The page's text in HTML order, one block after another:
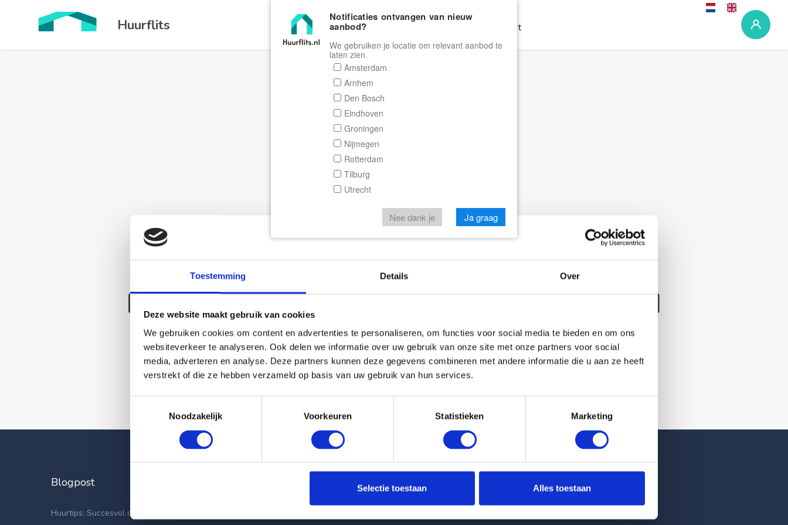
Toestemming Details Over
Deze website maakt gebruik van cookies
We gebruiken cookies om content en advertenties te personaliseren, om functies voor social media te bieden en om ons
websiteverkeer te analyseren. Ook delen we informatie over uw gebruik van onze site met onze partners voor social
media, adverteren en analyse. Deze partners kunnen deze gegevens combineren met andere informatie die u aan ze heeft
verstrekt of die ze hebben verzameld op basis van uw gebruik van hun services.
Noodzakelijk
Voorkeuren Statistieken Marketing
Selectie toestaan Alles toestaan
Huurflits Home Zoeken Contact
Deze woning is helaas verhuurd/verwijderd
Pagina niet gevonden
Terug naar woningoverzicht
Blogpost
Huurtips: Succesvol op zoek naar een nieuwe
Reviews
Notificaties ontvangen van nieuw
aanbod?
We gebruiken je locatie om relevant aanbod te
laten zien.
Amsterdam
Arnhem
Den Bosch
Eindhoven
Groningen
Nijmegen
Rotterdam
Tilburg
Utrecht
Nee dank je Ja graag